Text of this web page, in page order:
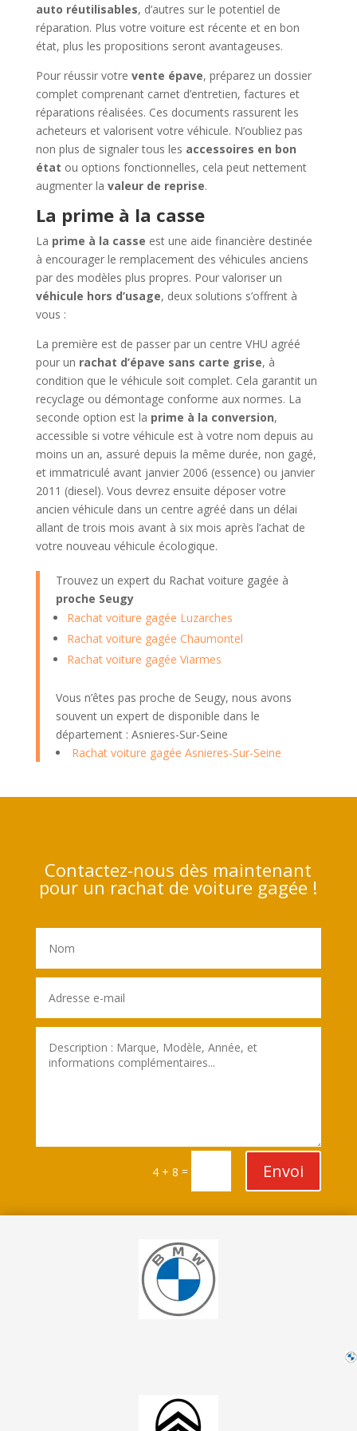
auto réutilisables, d’autres sur le potentiel de
réparation. Plus votre voiture est récente et en bon
état, plus les propositions seront avantageuses.
Pour réussir votre vente épave, préparez un dossier
complet comprenant carnet d’entretien, factures et
réparations réalisées. Ces documents rassurent les
acheteurs et valorisent votre véhicule. N’oubliez pas
non plus de signaler tous les accessoires en bon
état ou options fonctionnelles, cela peut nettement
augmenter la valeur de reprise.
La prime à la casse
La prime à la casse est une aide financière destinée
à encourager le remplacement des véhicules anciens
par des modèles plus propres. Pour valoriser un
véhicule hors d’usage, deux solutions s’offrent à
vous :
La première est de passer par un centre VHU agréé
pour un rachat d’épave sans carte grise, à
condition que le véhicule soit complet. Cela garantit un
recyclage ou démontage conforme aux normes. La
seconde option est la prime à la conversion,
accessible si votre véhicule est à votre nom depuis au
moins un an, assuré depuis la même durée, non gagé,
et immatriculé avant janvier 2006 (essence) ou janvier
2011 (diesel). Vous devrez ensuite déposer votre
ancien véhicule dans un centre agréé dans un délai
allant de trois mois avant à six mois après l’achat de
votre nouveau véhicule écologique.
Trouvez un expert du Rachat voiture gagée à
proche Seugy
Rachat voiture gagée Luzarches
Rachat voiture gagée Chaumontel
Rachat voiture gagée Viarmes
Vous n’êtes pas proche de Seugy, nous avons
souvent un expert de disponible dans le
département : Asnieres-Sur-Seine
Rachat voiture gagée Asnieres-Sur-Seine
Contactez-nous dès maintenant
pour un rachat de voiture gagée !
4 + 8 = Envoi